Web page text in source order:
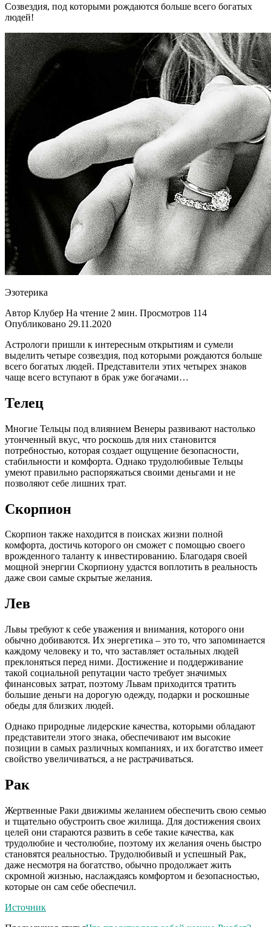
Созвездия, под которыми рождаются больше всего богатых
людей!
Эзотерика
Автор Клубер На чтение 2 мин. Просмотров 114
Опубликовано 29.11.2020
Астрологи пришли к интересным открытиям и сумели
выделить четыре созвездия, под которыми рождаются больше
всего богатых людей. Представители этих четырех знаков
чаще всего вступают в брак уже богачами…
Телец
Многие Тельцы под влиянием Венеры развивают настолько
утонченный вкус, что роскошь для них становится
потребностью, которая создает ощущение безопасности,
стабильности и комфорта. Однако трудолюбивые Тельцы
умеют правильно распоряжаться своими деньгами и не
позволяют себе лишних трат.
Скорпион
Скорпион также находится в поисках жизни полной
комфорта, достичь которого он сможет с помощью своего
врожденного таланту к инвестированию. Благодаря своей
мощной энергии Скорпиону удастся воплотить в реальность
даже свои самые скрытые желания.
Лев
Львы требуют к себе уважения и внимания, которого они
обычно добиваются. Их энергетика – это то, что запоминается
каждому человеку и то, что заставляет остальных людей
преклоняться перед ними. Достижение и поддерживание
такой социальной репутации часто требует значимых
финансовых затрат, поэтому Львам приходится тратить
большие деньги на дорогую одежду, подарки и роскошные
обеды для близких людей.
Однако природные лидерские качества, которыми обладают
представители этого знака, обеспечивают им высокие
позиции в самых различных компаниях, и их богатство имеет
свойство увеличиваться, а не растрачиваться.
Рак
Жертвенные Раки движимы желанием обеспечить свою семью
и тщательно обустроить свое жилища. Для достижения своих
целей они стараются развить в себе такие качества, как
трудолюбие и честолюбие, поэтому их желания очень быстро
становятся реальностью. Трудолюбивый и успешный Рак,
даже несмотря на богатство, обычно продолжает жить
скромной жизнью, наслаждаясь комфортом и безопасностью,
которые он сам себе обеспечил.
Источник